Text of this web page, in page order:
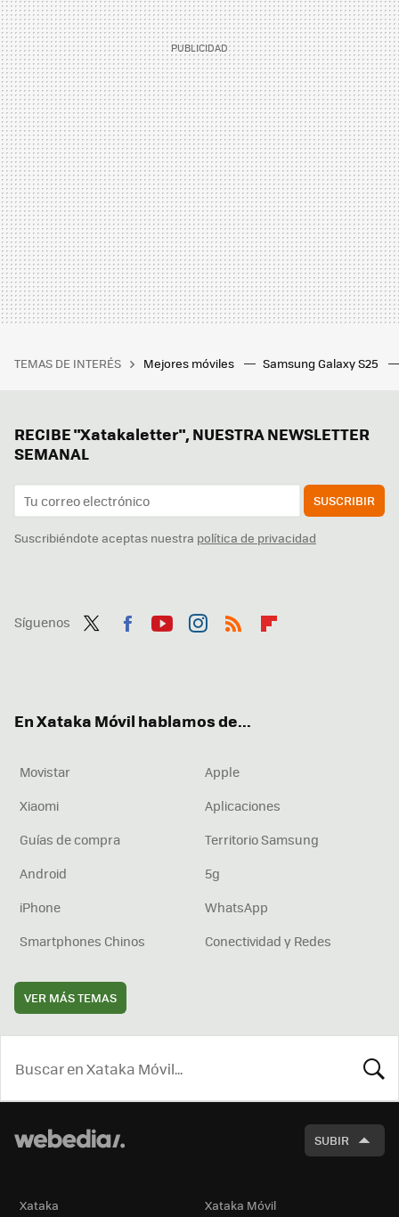
TEMAS DE INTERÉS Mejores móviles Samsung Galaxy S25
RECIBE "Xatakaletter", NUESTRA NEWSLETTER
SEMANAL
SUSCRIBIR
Suscribiéndote aceptas nuestra política de privacidad
Síguenos
En Xataka Móvil hablamos de...
Movistar
Apple
Xiaomi
Aplicaciones
Guías de compra
Territorio Samsung
Android
5g
iPhone
WhatsApp
Smartphones Chinos
Conectividad y Redes
VER MÁS TEMAS
SUBIR
Xataka Xataka Móvil